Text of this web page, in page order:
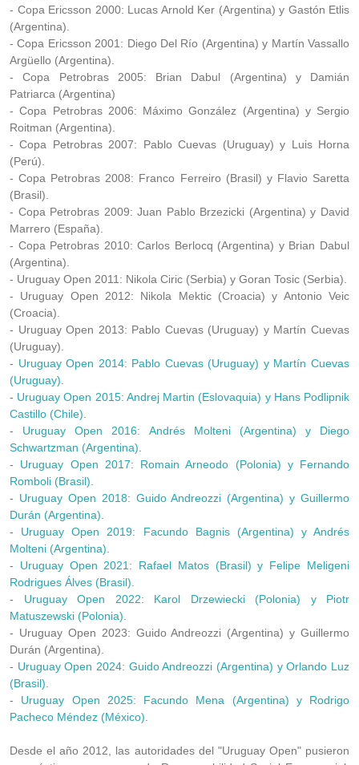
- Copa Ericsson 2000: Lucas Arnold Ker (Argentina) y Gastón Etlis
(Argentina).
- Copa Ericsson 2001: Diego Del Río (Argentina) y Martín Vassallo
Argüello (Argentina).
- Copa Petrobras 2005: Brian Dabul (Argentina) y Damián
Patriarca (Argentina)
- Copa Petrobras 2006: Máximo González (Argentina) y Sergio
Roitman (Argentina).
- Copa Petrobras 2007: Pablo Cuevas (Uruguay) y Luis Horna
(Perú).
- Copa Petrobras 2008: Franco Ferreiro (Brasil) y Flavio Saretta
(Brasil).
- Copa Petrobras 2009: Juan Pablo Brzezicki (Argentina) y David
Marrero (España).
- Copa Petrobras 2010: Carlos Berlocq (Argentina) y Brian Dabul
(Argentina).
- Uruguay Open 2011: Nikola Ciric (Serbia) y Goran Tosic (Serbia).
- Uruguay Open 2012: Nikola Mektic (Croacia) y Antonio Veic
(Croacia).
- Uruguay Open 2013: Pablo Cuevas (Uruguay) y Martín Cuevas
(Uruguay).
- Uruguay Open 2014: Pablo Cuevas (Uruguay) y Martín Cuevas
(Uruguay)
- Uruguay Open 2015: Andrej Martin (Eslovaquia) y Hans Podlipnik
Castillo (Chile)
- Uruguay Open 2016: Andrés Molteni (Argentina) y Diego
Schwartzman (Argentina)
- Uruguay Open 2017: Romain Arneodo (Polonia) y Fernando
Romboli (Brasil)
- Uruguay Open 2018: Guido Andreozzi (Argentina) y Guillermo
Durán (Argentina)
- Uruguay Open 2019: Facundo Bagnis (Argentina) y Andrés
Molteni (Argentina)
- Uruguay Open 2021: Rafael Matos (Brasil) y Felipe Meligeni
Rodrigues Álves (Brasil)
- Uruguay Open 2022: Karol Drzewiecki (Polonia) y Piotr
Matuszewski (Polonia)
- Uruguay Open 2023: Guido Andreozzi (Argentina) y Guillermo
Durán (Argentina).
- Uruguay Open 2024: Guido Andreozzi (Argentina) y Orlando Luz
(Brasil)
- Uruguay Open 2025: Facundo Mena (Argentina) y Rodrigo
Pacheco Méndez (México)
Desde el año 2012, las autoridades del "Uruguay Open" pusieron